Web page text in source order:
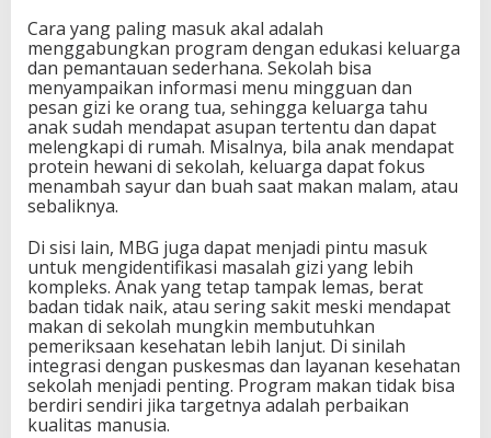
Cara yang paling masuk akal adalah
menggabungkan program dengan edukasi keluarga
dan pemantauan sederhana. Sekolah bisa
menyampaikan informasi menu mingguan dan
pesan gizi ke orang tua, sehingga keluarga tahu
anak sudah mendapat asupan tertentu dan dapat
melengkapi di rumah. Misalnya, bila anak mendapat
protein hewani di sekolah, keluarga dapat fokus
menambah sayur dan buah saat makan malam, atau
sebaliknya.
Di sisi lain, MBG juga dapat menjadi pintu masuk
untuk mengidentifikasi masalah gizi yang lebih
kompleks. Anak yang tetap tampak lemas, berat
badan tidak naik, atau sering sakit meski mendapat
makan di sekolah mungkin membutuhkan
pemeriksaan kesehatan lebih lanjut. Di sinilah
integrasi dengan puskesmas dan layanan kesehatan
sekolah menjadi penting. Program makan tidak bisa
berdiri sendiri jika targetnya adalah perbaikan
kualitas manusia.